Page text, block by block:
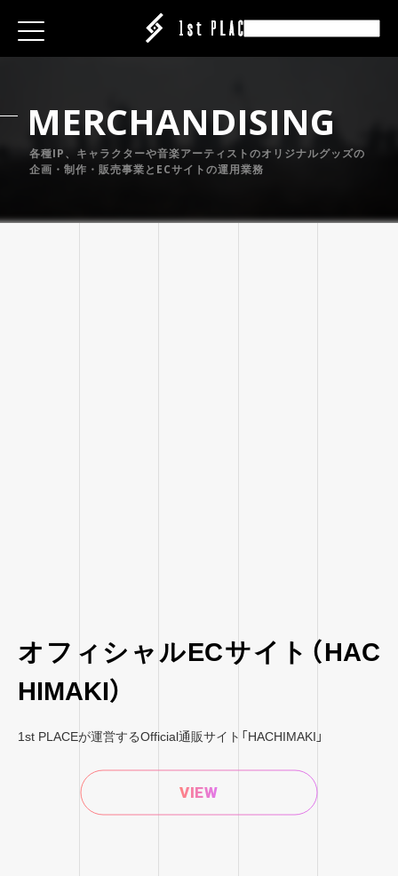
MERCHANDISING
各種IP、キャラクターや音楽アーティストのオリジナルグッズの
企画・制作・販売事業とECサイトの運用業務
オフィシャルECサイト（HAC
HIMAKI）
1st PLACEが運営するOfficial通販サイト「HACHIMAKI」
VIEW